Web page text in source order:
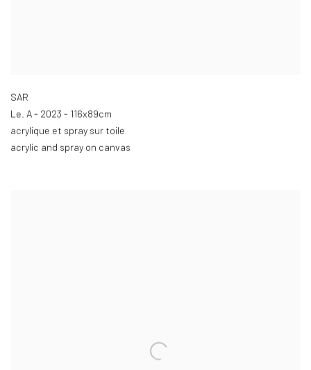
SAR
Le. A - 2023 - 116x89cm
acrylique et spray sur toile
acrylic and spray on canvas